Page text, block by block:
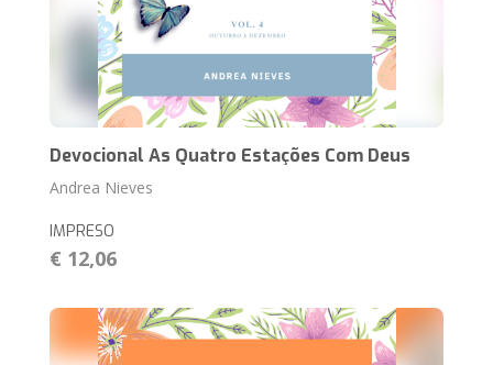
Devocional As Quatro Estações Com Deus
Andrea Nieves
IMPRESO
€ 12,06